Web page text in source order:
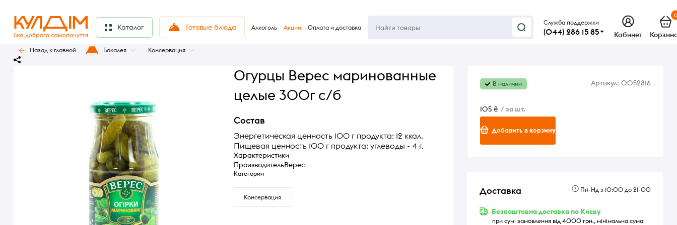
Каталог Готовые блюда Алкоголь Акции Оплата и доставка
Служба поддержки
(044) 286 15 85 Кабинет
Назад к главной Бакалея Консервация
Огурцы Верес маринованные
целые 300г с/б
Состав
Энергетическая ценность 100 г продукта: 12 ккал.
Пищевая ценность 100 г продукта: углеводы - 4 г.
Характеристики
ПроизводительВерес
Категории
Консервация
В наличии Артикул: 0052816
105 ₴ / за шт.
Добавить в корзину
Доставка Пн-Нд з 10:00 до 21-00
Безкоштовна доставка по Києву
при сумі замовлення від 4000 грн., мінімальна сума